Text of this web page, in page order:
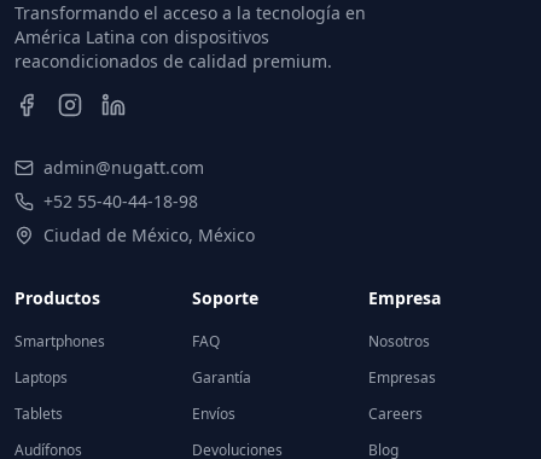
Transformando el acceso a la tecnología en
América Latina con dispositivos
reacondicionados de calidad premium.
admin@nugatt.com
+52 55-40-44-18-98
Ciudad de México, México
Productos
Smartphones
Laptops
Tablets
Audífonos
Soporte
FAQ
Garantía
Envíos
Devoluciones
Empresa
Nosotros
Empresas
Careers
Blog